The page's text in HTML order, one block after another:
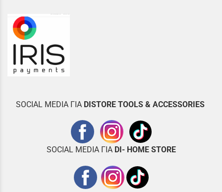
SOCIAL MEDIA ΓΙΑ DISTORE TOOLS & ACCESSORIES
SOCIAL MEDIA ΓΙΑ DI- HOME STORE